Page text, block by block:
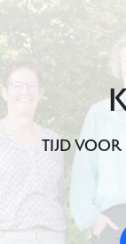
TIJD VOOR